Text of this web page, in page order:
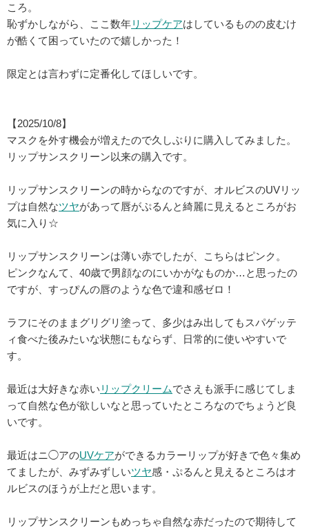
ころ。
恥ずかしながら、ここ数年リップケアはしているものの皮むけ
が酷くて困っていたので嬉しかった！
限定とは言わずに定番化してほしいです。
【2025/10/8】
マスクを外す機会が増えたので久しぶりに購入してみました。
リップサンスクリーン以来の購入です。
リップサンスクリーンの時からなのですが、オルビスのUVリッ
プは自然なツヤがあって唇がぷるんと綺麗に見えるところがお
気に入り☆
リップサンスクリーンは薄い赤でしたが、こちらはピンク。
ピンクなんて、40歳で男顔なのにいかがなものか…と思ったの
ですが、すっぴんの唇のような色で違和感ゼロ！
ラフにそのままグリグリ塗って、多少はみ出してもスパゲッテ
ィ食べた後みたいな状態にもならず、日常的に使いやすいで
す。
最近は大好きな赤い リップクリームでさえも派手に感じてしま
って自然な色が欲しいなと思っていたところなのでちょうど良
いです。
最近はニ◯アのUVケアができるカラーリップが好きで色々集め
てましたが、みずみずしいツヤ感・ぷるんと見えるところはオ
ルビスのほうが上だと思います。
リップサンスクリーンもめっちゃ自然な赤だったので期待して